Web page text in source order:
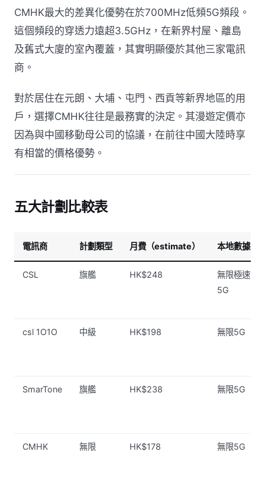
CMHK最大的差異化優勢在於700MHz低頻5G頻段。
這個頻段的穿透力遠超3.5GHz，在新界村屋、離島
及舊式大廈的室內覆蓋，其實明顯優於其他三家電訊
商。
對於居住在元朗、大埔、屯門、西貢等新界地區的用
戶，選擇CMHK往往是最務實的決定。其漫遊定價亦
因為與中國移動母公司的協議，在前往中國大陸時享
有相當的價格優勢。
五大計劃比較表
電訊商 計劃類型 月費（estimate） 本地數據
CSL 旗艦 HK$248
無限極速
5G
csl 1O1O 中級 HK$198 無限5G
SmarTone 旗艦 HK$238 無限5G
CMHK 無限 HK$178 無限5G